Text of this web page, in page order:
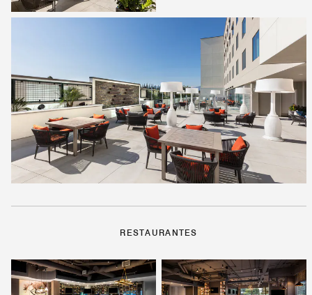
RESTAURANTES